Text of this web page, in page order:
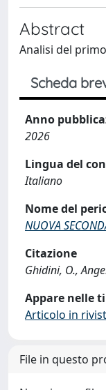
Abstract
Analisi del
Scheda
Anno
2026
Lingua del
Italiano
Nome del
NUOVA
Citazione
Ghidini, O.,
Appare nelle
Articolo in
File in questo